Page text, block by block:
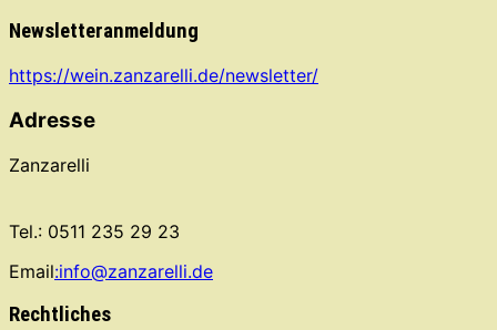
Newsletteranmeldung
https://wein.zanzarelli.de/newsletter/
Adresse
Zanzarelli
Tel.: 0511 235 29 23
Email:info@zanzarelli.de
Rechtliches